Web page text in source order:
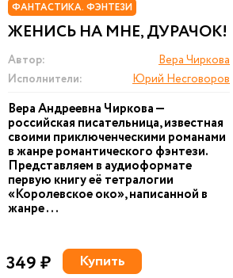
ФАНТАСТИКА. ФЭНТЕЗИ
ЖЕНИСЬ НА МНЕ, ДУРАЧОК!
Автор:
Вера Чиркова
Исполнители:
Юрий Несговоров
Вера Андреевна Чиркова —
российская писательница, известная
своими приключенческими романами
в жанре романтического фэнтези.
Представляем в аудиоформате
первую книгу её тетралогии
«Королевское око», написанной в
жанре ...
349 ₽ Купить